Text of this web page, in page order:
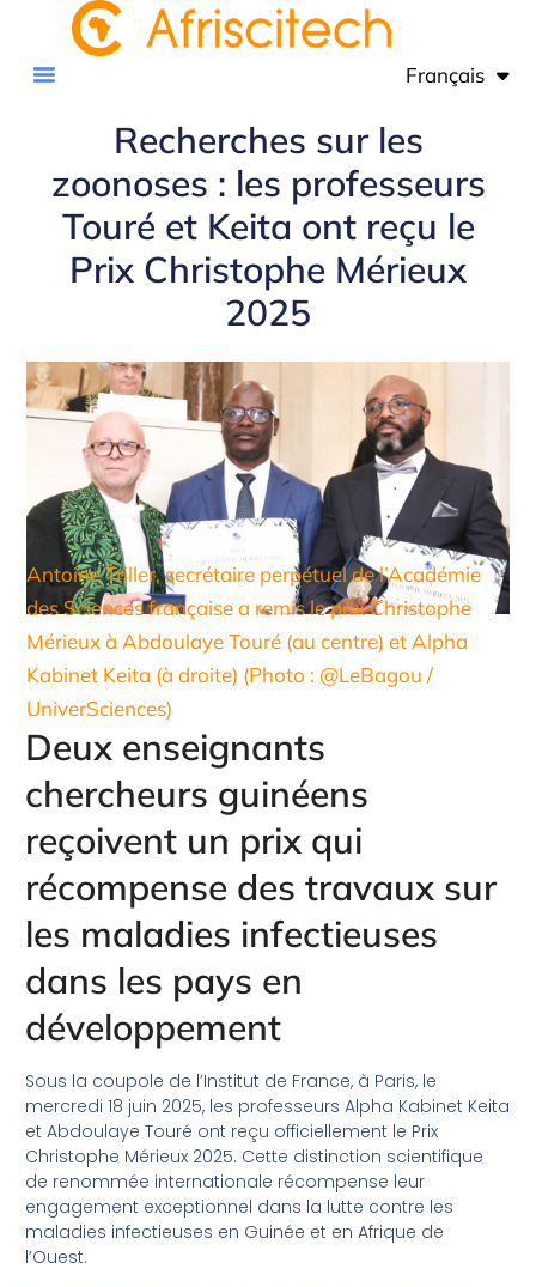
Français
English
Recherches sur les
zoonoses : les professeurs
Touré et Keita ont reçu le
Prix Christophe Mérieux
2025
Antoine Triller, secrétaire perpétuel de l’Académie
des Sciences française a remis le prix Christophe
Mérieux à Abdoulaye Touré (au centre) et Alpha
Kabinet Keita (à droite) (Photo : @LeBagou /
UniverSciences)
Deux enseignants
chercheurs guinéens
reçoivent un prix qui
récompense des travaux sur
les maladies infectieuses
dans les pays en
développement
Sous la coupole de l’Institut de France, à Paris, le
mercredi 18 juin 2025, les professeurs Alpha Kabinet Keita
et Abdoulaye Touré ont reçu officiellement le Prix
Christophe Mérieux 2025. Cette distinction scientifique
de renommée internationale récompense leur
engagement exceptionnel dans la lutte contre les
maladies infectieuses en Guinée et en Afrique de
l’Ouest.